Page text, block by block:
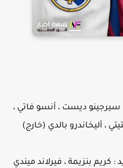
ديست ، أنسو فاتي ،
أليخاندرو بالدي (خارج)
بنزيمة ، فيرلاند ميندي